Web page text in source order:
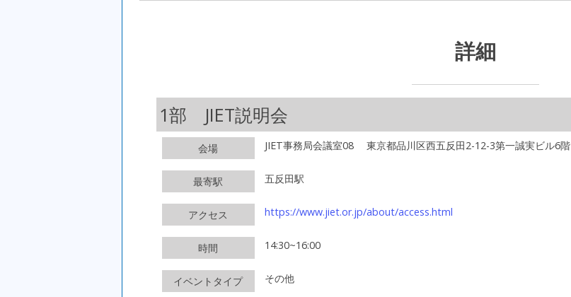
詳細
1部 JIET説明会
会場 JIET事務局会議室08 東京都品川区西五反田2-12-3第一誠実ビル6階
最寄駅 五反田駅
アクセス https://www.jiet.or.jp/about/access.html
時間 14:30~16:00
イベントタイプ その他